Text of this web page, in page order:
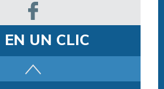
EN UN CLIC